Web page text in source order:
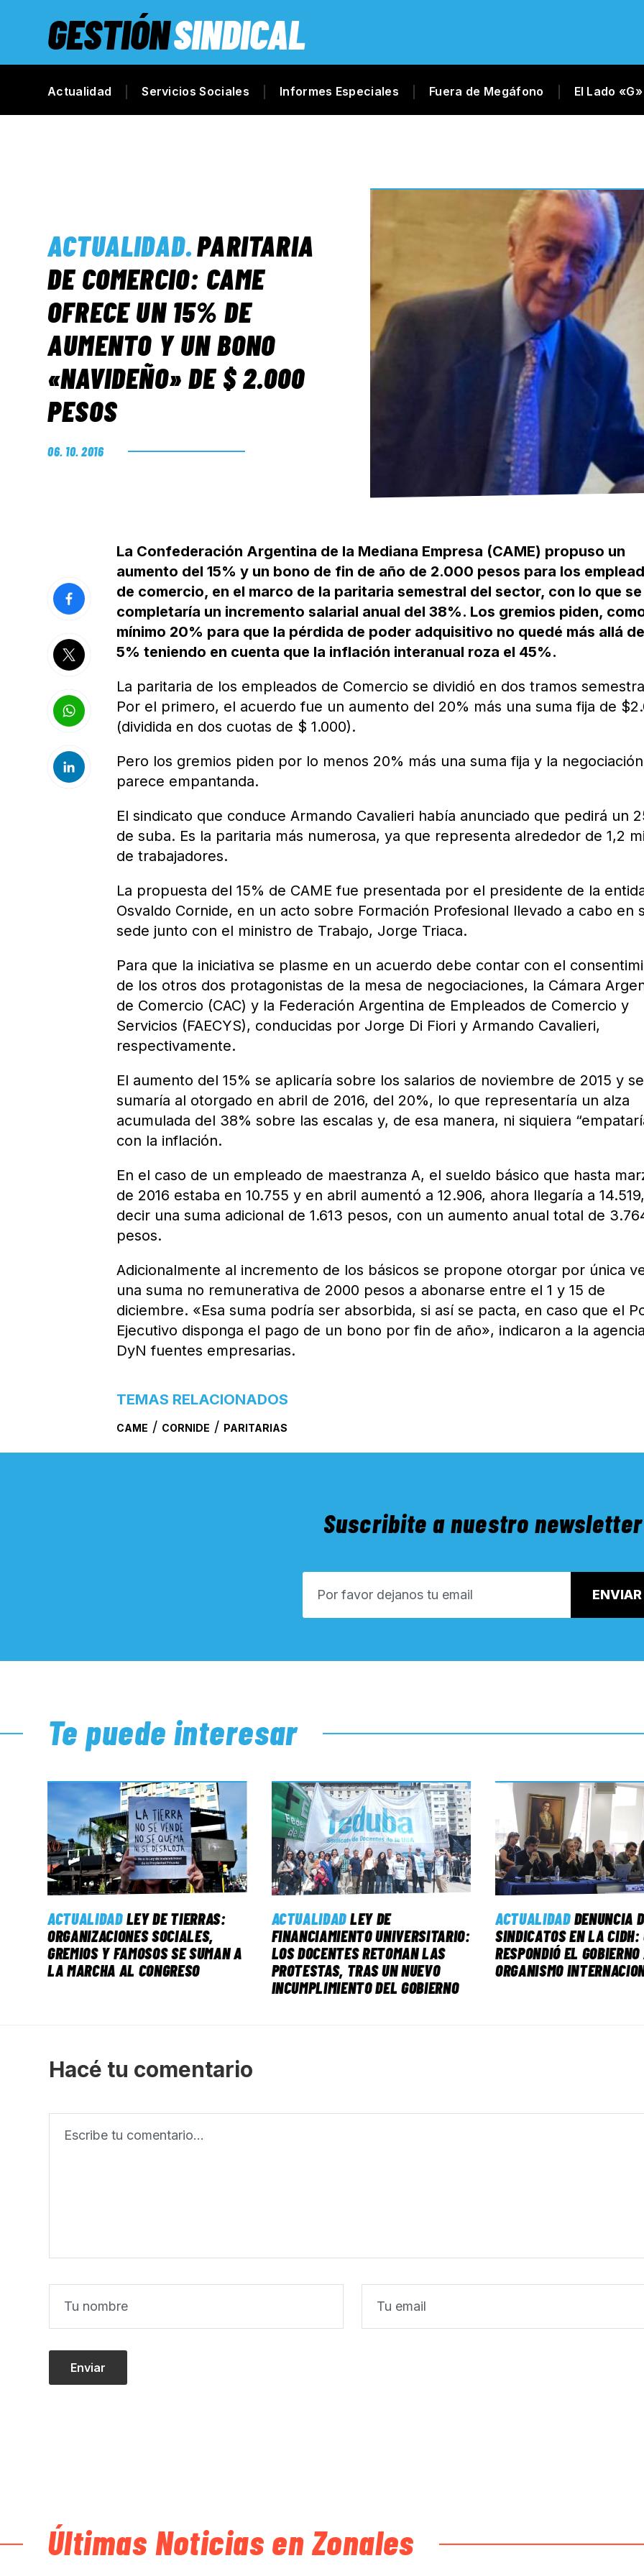
GESTIÓNSINDICAL
Actualidad Servicios Sociales Informes Especiales Fuera de Megáfono El Lado «G»
ACTUALIDAD.PARITARIA
DE COMERCIO: CAME
OFRECE UN 15% DE
AUMENTO Y UN BONO
«NAVIDEÑO» DE $ 2.000
PESOS
06. 10. 2016
La Confederación Argentina de la Mediana Empresa (CAME) propuso un
aumento del 15% y un bono de fin de año de 2.000 pesos para los
de comercio, en el marco de la paritaria semestral del sector, con lo que se
completaría un incremento salarial anual del 38%. Los gremios piden,
mínimo 20% para que la pérdida de poder adquisitivo no quedé más allá
5% teniendo en cuenta que la inflación interanual roza el 45%.
La paritaria de los empleados de Comercio se dividió en dos tramos
Por el primero, el acuerdo fue un aumento del 20% más una suma fija de
(dividida en dos cuotas de $ 1.000).
Pero los gremios piden por lo menos 20% más una suma fija y la negociación
parece empantanda.
El sindicato que conduce Armando Cavalieri había anunciado que pedirá un
de suba. Es la paritaria más numerosa, ya que representa alrededor de 1,2
de trabajadores.
La propuesta del 15% de CAME fue presentada por el presidente de la
Osvaldo Cornide, en un acto sobre Formación Profesional llevado a cabo en
sede junto con el ministro de Trabajo, Jorge Triaca.
Para que la iniciativa se plasme en un acuerdo debe contar con el
de los otros dos protagonistas de la mesa de negociaciones, la Cámara
de Comercio (CAC) y la Federación Argentina de Empleados de Comercio y
Servicios (FAECYS), conducidas por Jorge Di Fiori y Armando Cavalieri,
respectivamente.
El aumento del 15% se aplicaría sobre los salarios de noviembre de 2015 y se
sumaría al otorgado en abril de 2016, del 20%, lo que representaría un alza
acumulada del 38% sobre las escalas y, de esa manera, ni siquiera
con la inflación.
En el caso de un empleado de maestranza A, el sueldo básico que hasta
de 2016 estaba en 10.755 y en abril aumentó a 12.906, ahora llegaría a
decir una suma adicional de 1.613 pesos, con un aumento anual total de
pesos.
Adicionalmente al incremento de los básicos se propone otorgar por única
una suma no remunerativa de 2000 pesos a abonarse entre el 1 y 15 de
diciembre. «Esa suma podría ser absorbida, si así se pacta, en caso que el
Ejecutivo disponga el pago de un bono por fin de año», indicaron a la agencia
DyN fuentes empresarias.
TEMAS RELACIONADOS
CAME / CORNIDE / PARITARIAS
Suscribite a nuestro newsletter
Te puede interesar
ACTUALIDAD LEY DE TIERRAS:
ORGANIZACIONES SOCIALES,
GREMIOS Y FAMOSOS SE SUMAN A
LA MARCHA AL CONGRESO
ACTUALIDADLEY DE
FINANCIAMIENTO UNIVERSITARIO:
LOS DOCENTES RETOMAN LAS
PROTESTAS, TRAS UN NUEVO
INCUMPLIMIENTO DEL GOBIERNO
ACTUALIDAD DENUNCIA
SINDICATOS EN LA CIDH:
RESPONDIÓ EL
ORGANISMO
Hacé tu comentario
Últimas Noticias en Zonales